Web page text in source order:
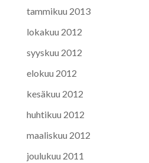
tammikuu 2013
lokakuu 2012
syyskuu 2012
elokuu 2012
kesäkuu 2012
huhtikuu 2012
maaliskuu 2012
joulukuu 2011